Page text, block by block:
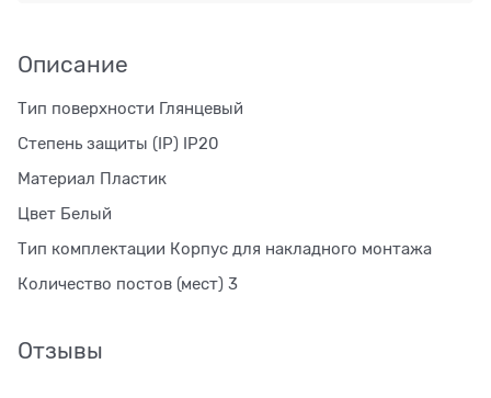
Описание
Тип поверхности Глянцевый
Степень защиты (IP) IP20
Материал Пластик
Цвет Белый
Тип комплектации Корпус для накладного монтажа
Количество постов (мест) 3
Отзывы